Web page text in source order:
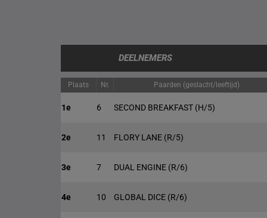
DEELNEMERS
Plaats Nr. Paarden (geslacht/leeftijd)
1e 6 SECOND BREAKFAST (H/5)
2e 11 FLORY LANE (R/5)
3e 7 DUAL ENGINE (R/6)
4e 10 GLOBAL DICE (R/6)